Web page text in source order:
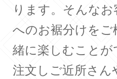
ります。そんな
へのお裾分けを
緒に楽しむこと
注文しご近所さ